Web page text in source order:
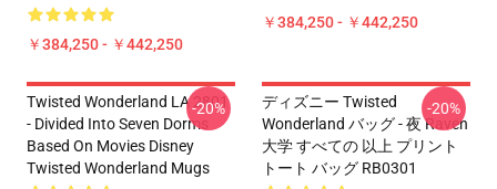
￥384,250 - ￥442,250
￥384,250 - ￥442,250
Twisted Wonderland LA 2801
- Divided Into Seven Dorms
Based On Movies Disney
Twisted Wonderland Mugs
-20%
ディズニー Twisted
Wonderland バッグ - 夜 Raven
大学 すべての 以上 プリント
トート バッグ RB0301
-20%